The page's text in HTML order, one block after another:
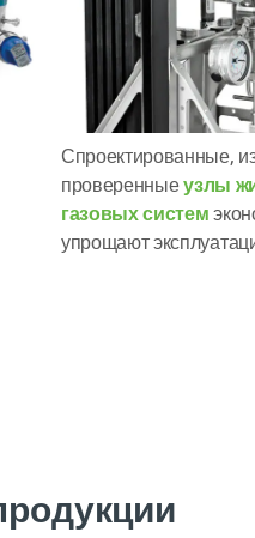
Спроектированные,
проверенныеузлы
газовых систем
упрощают